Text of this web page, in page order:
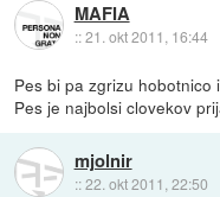
MAFIA
::21. okt 2011, 16:44
Pes bi pa zgrizu
Pes je najbolsi clovekov
mjolnir
::22. okt 2011, 22:50